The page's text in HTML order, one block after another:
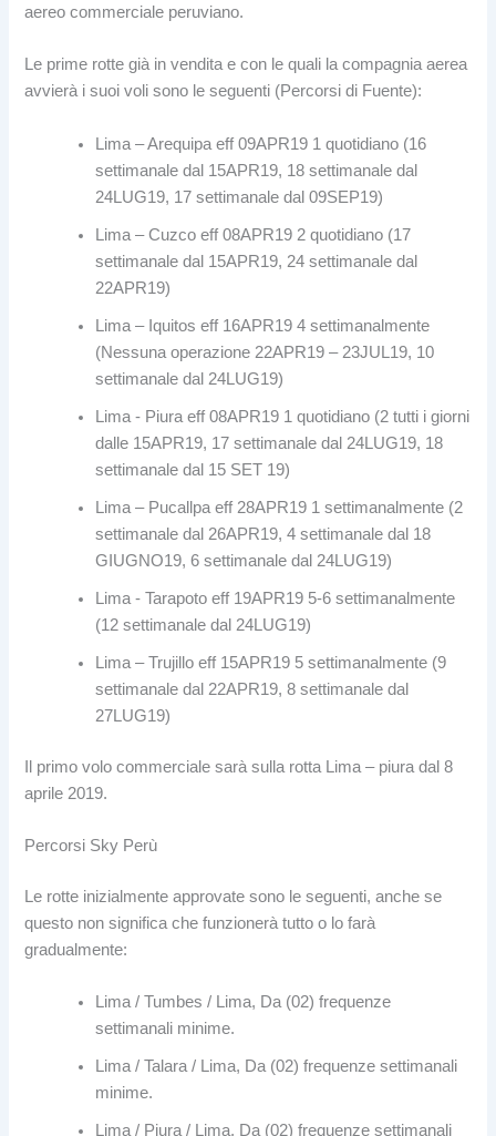
aereo commerciale peruviano.
Le prime rotte già in vendita e con le quali la compagnia aerea
avvierà i suoi voli sono le seguenti (Percorsi di Fuente):
Lima – Arequipa eff 09APR19 1 quotidiano (16
settimanale dal 15APR19, 18 settimanale dal
24LUG19, 17 settimanale dal 09SEP19)
Lima – Cuzco eff 08APR19 2 quotidiano (17
settimanale dal 15APR19, 24 settimanale dal
22APR19)
Lima – Iquitos eff 16APR19 4 settimanalmente
(Nessuna operazione 22APR19 – 23JUL19, 10
settimanale dal 24LUG19)
Lima - Piura eff 08APR19 1 quotidiano (2 tutti i giorni
dalle 15APR19, 17 settimanale dal 24LUG19, 18
settimanale dal 15 SET 19)
Lima – Pucallpa eff 28APR19 1 settimanalmente (2
settimanale dal 26APR19, 4 settimanale dal 18
GIUGNO19, 6 settimanale dal 24LUG19)
Lima - Tarapoto eff 19APR19 5-6 settimanalmente
(12 settimanale dal 24LUG19)
Lima – Trujillo eff 15APR19 5 settimanalmente (9
settimanale dal 22APR19, 8 settimanale dal
27LUG19)
Il primo volo commerciale sarà sulla rotta Lima – piura dal 8
aprile 2019.
Percorsi Sky Perù
Le rotte inizialmente approvate sono le seguenti, anche se
questo non significa che funzionerà tutto o lo farà
gradualmente:
Lima / Tumbes / Lima, Da (02) frequenze
settimanali minime.
Lima / Talara / Lima, Da (02) frequenze settimanali
minime.
Lima / Piura / Lima, Da (02) frequenze settimanali